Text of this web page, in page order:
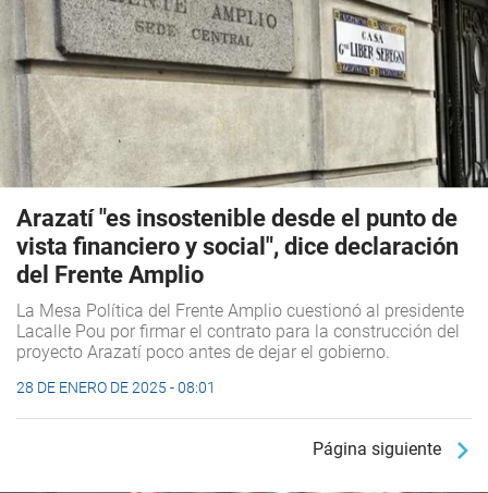
Arazatí "es insostenible desde el punto de
vista financiero y social", dice declaración
del Frente Amplio
La Mesa Política del Frente Amplio cuestionó al presidente
Lacalle Pou por firmar el contrato para la construcción del
proyecto Arazatí poco antes de dejar el gobierno.
28 DE ENERO DE 2025 - 08:01
Página siguiente